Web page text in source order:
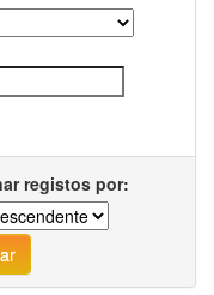
registos por: